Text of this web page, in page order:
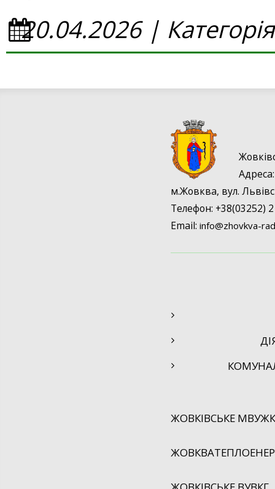
20.04.2026 |
м.Жовква, вул.
Телефон: +38(03252)
Email: info@zhovkva-
ЖОВКІВСЬКЕ